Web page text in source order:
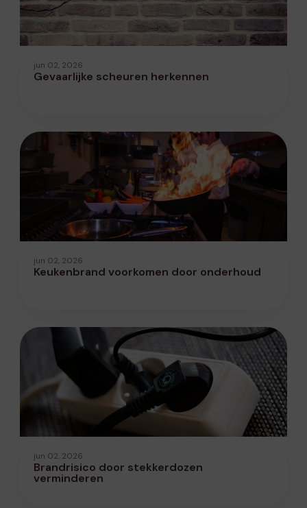
jun 02, 2026
Gevaarlijke scheuren herkennen
jun 02, 2026
Keukenbrand voorkomen door onderhoud
jun 02, 2026
Brandrisico door stekkerdozen
verminderen